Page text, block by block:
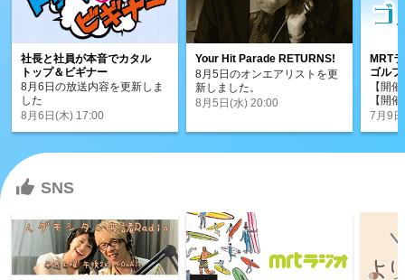
社長と社員が本音でカタル
トップ＆ビギナー
8月6日の放送内容を更新しま
した
8月6日(木) 17:00
Your Hit Parade RETURNS!
8月5日のオンエアリストを更
新しました。
8月5日(水) 20:00
MRT
ゴル
【開
【開
ドゴル
7月9
SNS